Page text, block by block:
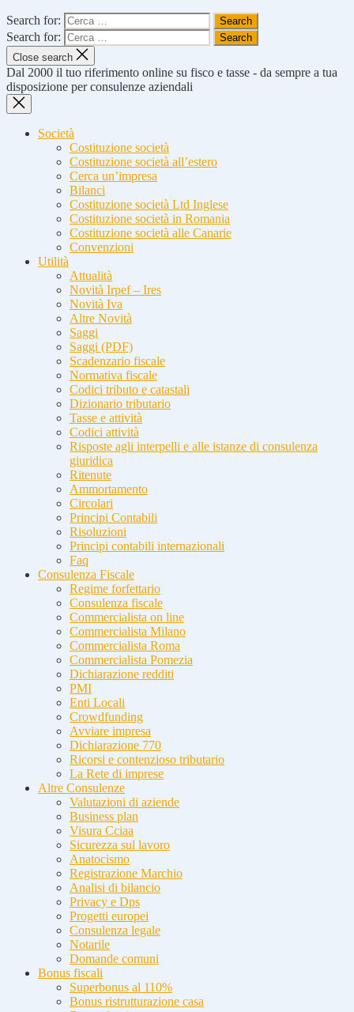
Search for:
Search for:
Close search
Dal 2000 il tuo riferimento online su fisco e tasse - da sempre a tua
disposizione per consulenze aziendali
Società
Costituzione società
Costituzione società all’estero
Cerca un’impresa
Bilanci
Costituzione società Ltd Inglese
Costituzione società in Romania
Costituzione società alle Canarie
Convenzioni
Utilità
Attualità
Novità Irpef – Ires
Novità Iva
Altre Novità
Saggi
Saggi (PDF)
Scadenzario fiscale
Normativa fiscale
Codici tributo e catastali
Dizionario tributario
Tasse e attività
Codici attività
Risposte agli interpelli e alle istanze di consulenza
giuridica
Ritenute
Ammortamento
Circolari
Principi Contabili
Risoluzioni
Principi contabili internazionali
Faq
Consulenza Fiscale
Regime forfettario
Consulenza fiscale
Commercialista on line
Commercialista Milano
Commercialista Roma
Commercialista Pomezia
Dichiarazione redditi
PMI
Enti Locali
Crowdfunding
Avviare impresa
Dichiarazione 770
Ricorsi e contenzioso tributario
La Rete di imprese
Altre Consulenze
Valutazioni di aziende
Business plan
Visura Cciaa
Sicurezza sul lavoro
Anatocismo
Registrazione Marchio
Analisi di bilancio
Privacy e Dps
Progetti europei
Consulenza legale
Notarile
Domande comuni
Bonus fiscali
Superbonus al 110%
Bonus ristrutturazione casa